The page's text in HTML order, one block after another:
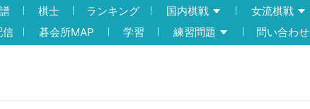
棋士 ランキング 国内棋戦 女流棋戦
信 碁会所MAP 学習 練習問題 問い合わせ